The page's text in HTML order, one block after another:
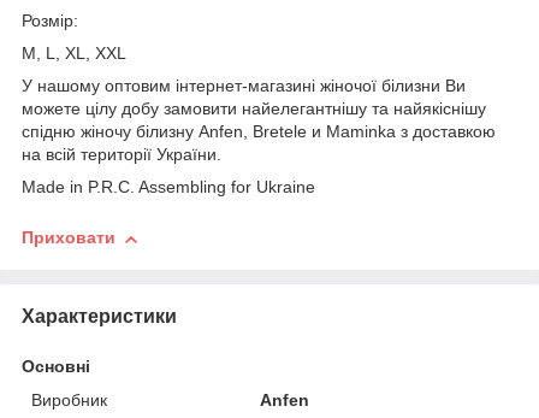
Розмір:
M, L, XL, XXL
У нашому оптовим інтернет-магазині жіночої білизни Ви
можете цілу добу замовити найелегантнішу та найякіснішу
спідню жіночу білизну Anfen, Bretele и Maminka з доставкою
на всій території України.
Made in P.R.C. Assembling for Ukraine
Приховати
Характеристики
Основні
Виробник
Anfen